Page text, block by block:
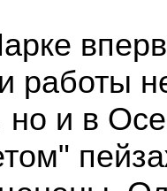
работы
и в